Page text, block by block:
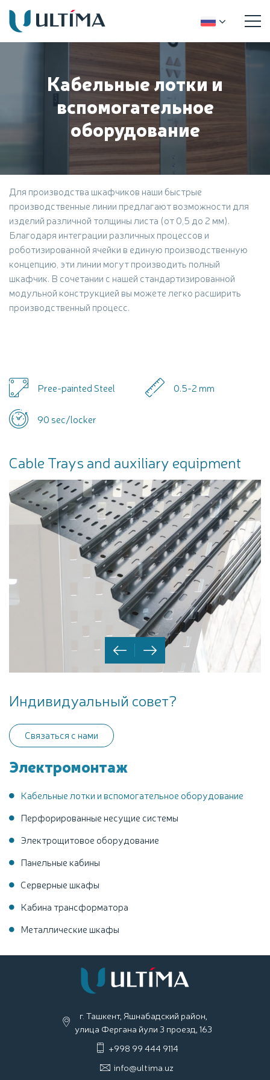
Кабельные лотки и
вспомогательное
оборудование
Электромонтаж
Кабельные лотки и вспомогательное оборудование
Перфорированные несущие системы
Электрощитовое оборудование
Панельные кабины
Серверные шкафы
Кабина трансформатора
Металлические шкафы
Для производства шкафчиков наши быстрые
производственные линии предлагают возможности для
изделий различной толщины листа (от 0,5 до 2 мм).
Благодаря интеграции различных процессов и
роботизированной ячейки в единую производственную
концепцию, эти линии могут производить полный
шкафчик. В сочетании с нашей стандартизированной
модульной конструкцией вы можете легко расширить
производственный процесс.
Pree-painted Steel 0.5-2 mm
90 sec/locker
Cable Trays and auxiliary equipment
Индивидуальный совет?
Связаться с нами
г. Ташкент, Яшнабадский район,
улица Фергана йули 3 проезд, 163
+998 99 444 9114
info@ultima.uz